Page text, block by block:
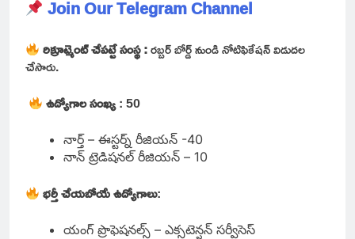
Join Our Telegram Channel
రిక్రూట్మెంట్ చేపట్టే సంస్థ :రబ్బర్ బోర్డ్ నుండి నోటిఫికేషన్ విడుదల
చేసారు.
ఉద్యోగాల సంఖ్య: 50
నార్త్ – ఈస్టర్న్ రీజియన్ -40
నాన్ ట్రెడిషనల్ రీజియన్ – 10
భర్తీ చేయబోయే ఉద్యోగాలు:
యంగ్ ప్రొఫెషనల్స్ – ఎక్సటెన్షన్ సర్వీసెస్